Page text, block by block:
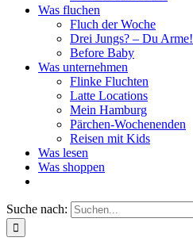
Was fluchen
Fluch der Woche
Drei Jungs? – Du Arme!
Before Baby
Was unternehmen
Flinke Fluchten
Latte Locations
Mein Hamburg
Pärchen-Wochenenden
Reisen mit Kids
Was lesen
Was shoppen
Suche nach: